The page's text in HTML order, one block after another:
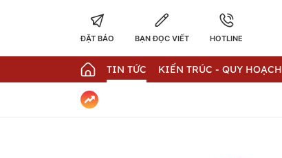
ĐẶT BÁO BẠN ĐỌC VIẾT HOTLINE
TIN TỨC KIẾN TRÚC - QUY HOẠCH